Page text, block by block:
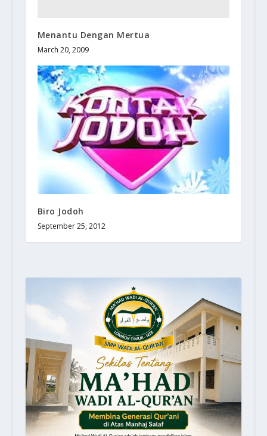
Menantu Dengan Mertua
March 20, 2009
Biro Jodoh
September 25, 2012